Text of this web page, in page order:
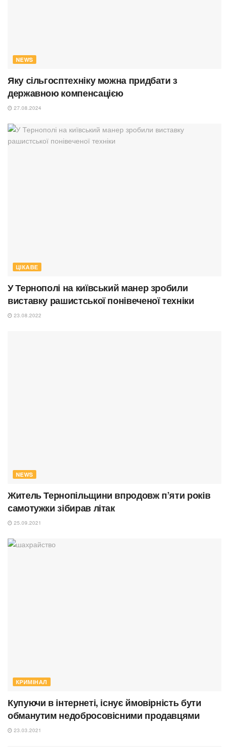
NEWS
Яку сільгосптехніку можна придбати з
державною компенсацією
27.08.2024
ЦІКАВЕ
У Тернополі на київський манер зробили
виставку рашистської понівеченої техніки
23.08.2022
NEWS
Житель Тернопільщини впродовж п’яти років
самотужки зібирав літак
25.09.2021
КРИМІНАЛ
Купуючи в інтернеті, існує ймовірність бути
обманутим недобросовісними продавцями
23.03.2021